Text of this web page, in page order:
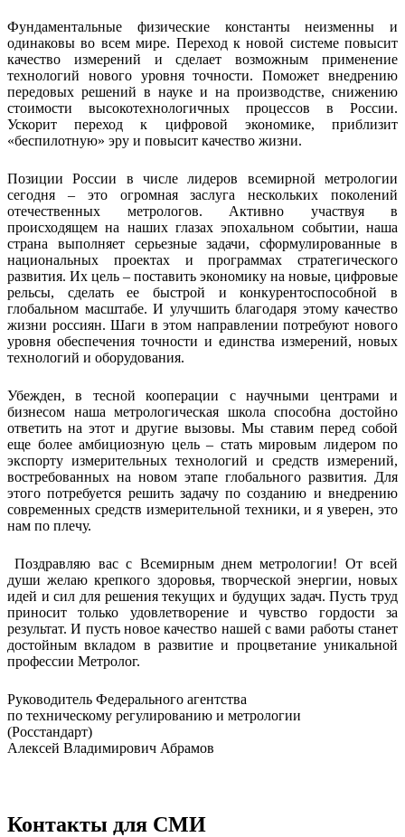
Фундаментальные физические константы неизменны и
одинаковы во всем мире. Переход к новой системе повысит
качество измерений и сделает возможным применение
технологий нового уровня точности. Поможет внедрению
передовых решений в науке и на производстве, снижению
стоимости высокотехнологичных процессов в России.
Ускорит переход к цифровой экономике, приблизит
«беспилотную» эру и повысит качество жизни.
Позиции России в числе лидеров всемирной метрологии
сегодня – это огромная заслуга нескольких поколений
отечественных метрологов. Активно участвуя в
происходящем на наших глазах эпохальном событии, наша
страна выполняет серьезные задачи, сформулированные в
национальных проектах и программах стратегического
развития. Их цель – поставить экономику на новые, цифровые
рельсы, сделать ее быстрой и конкурентоспособной в
глобальном масштабе. И улучшить благодаря этому качество
жизни россиян. Шаги в этом направлении потребуют нового
уровня обеспечения точности и единства измерений, новых
технологий и оборудования.
Убежден, в тесной кооперации с научными центрами и
бизнесом наша метрологическая школа способна достойно
ответить на этот и другие вызовы. Мы ставим перед собой
еще более амбициозную цель – стать мировым лидером по
экспорту измерительных технологий и средств измерений,
востребованных на новом этапе глобального развития. Для
этого потребуется решить задачу по созданию и внедрению
современных средств измерительной техники, и я уверен, это
нам по плечу.
Поздравляю вас с Всемирным днем метрологии! От всей
души желаю крепкого здоровья, творческой энергии, новых
идей и сил для решения текущих и будущих задач. Пусть труд
приносит только удовлетворение и чувство гордости за
результат. И пусть новое качество нашей с вами работы станет
достойным вкладом в развитие и процветание уникальной
профессии Метролог.
Руководитель Федерального агентства
по техническому регулированию и метрологии
(Росстандарт)
Алексей Владимирович Абрамов
Контакты для СМИ